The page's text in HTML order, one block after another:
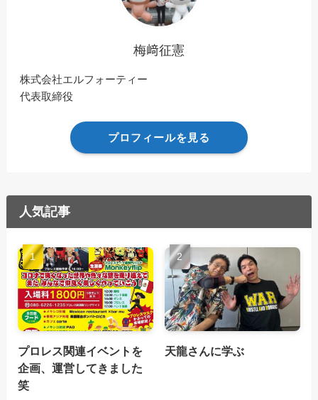
梅﨑征憲
株式会社エルフォーティー
代表取締役
プロフィールを見る
人気記事
プロレス関連イベントを
企画、運営してきました
笑
天龍さんに学ぶ